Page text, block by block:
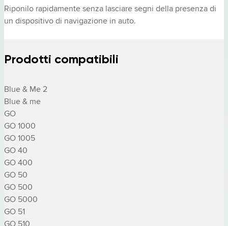
Riponilo rapidamente senza lasciare segni della presenza di
un dispositivo di navigazione in auto.
Prodotti compatibili
Blue & Me 2
Blue & me
GO
GO 1000
GO 1005
GO 40
GO 400
GO 50
GO 500
GO 5000
GO 51